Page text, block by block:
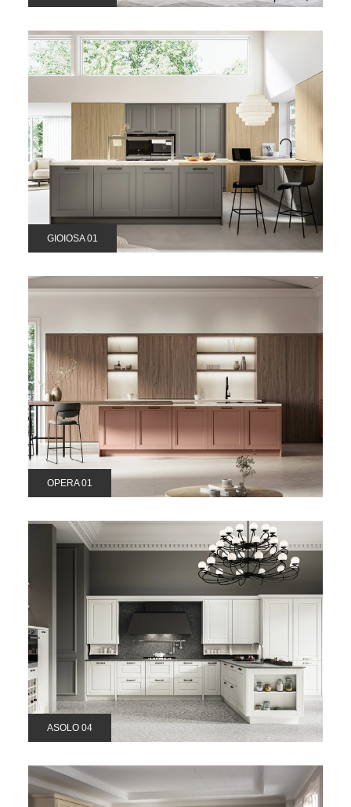
GIOIOSA 01
OPERA 01
ASOLO 04